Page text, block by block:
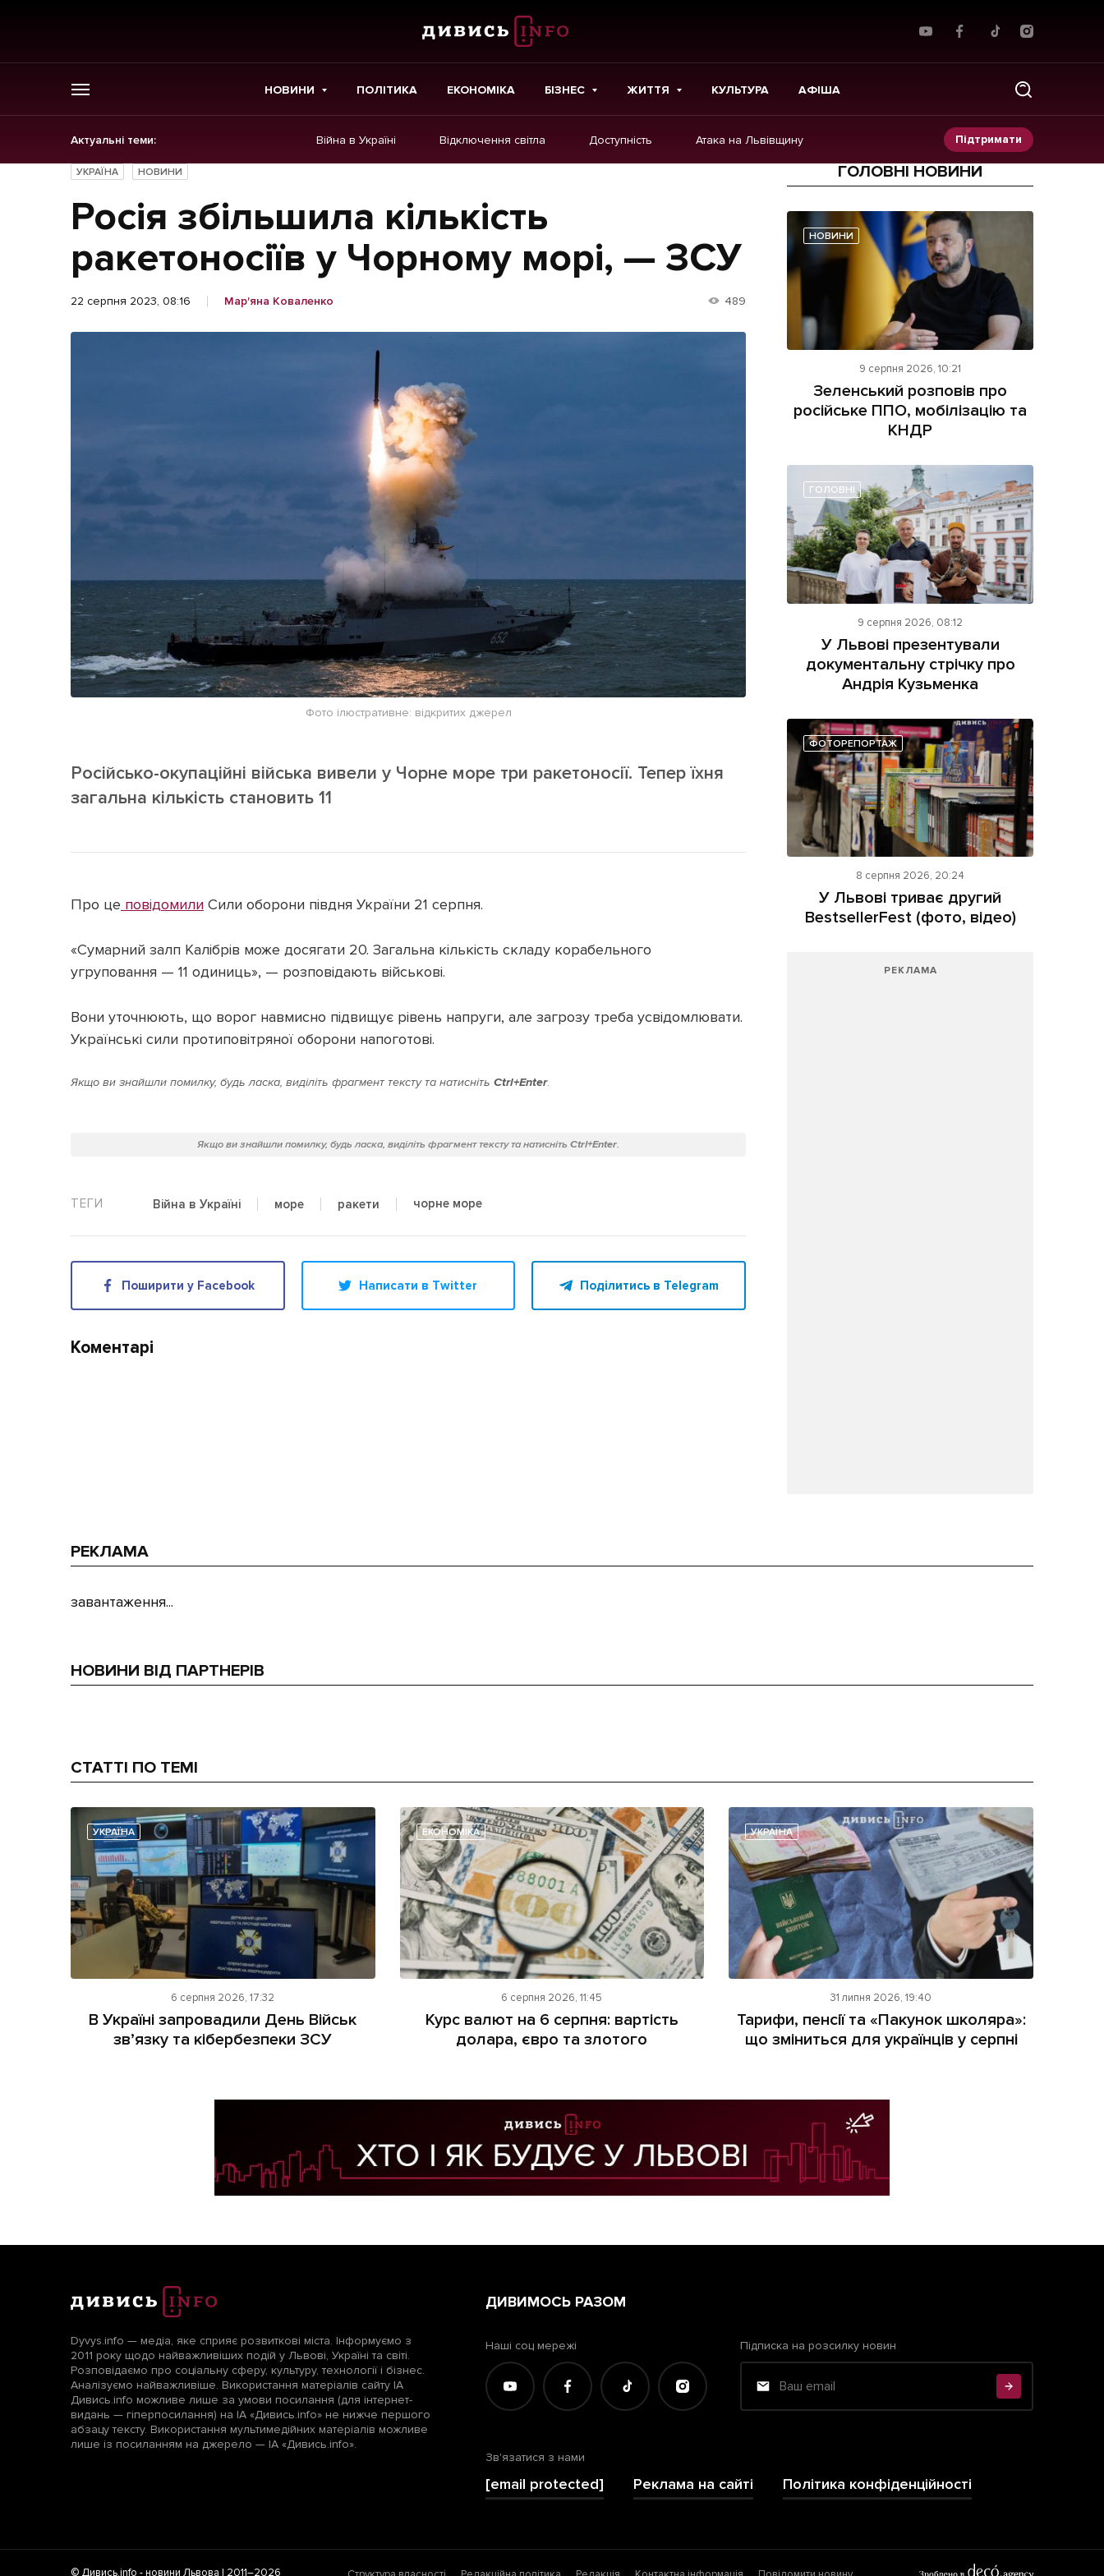
НОВИНИ ПОЛІТИКА ЕКОНОМІКА БІЗНЕС ЖИТТЯ КУЛЬТУРА АФІША
Актуальні теми: Війна в Україні Відключення світла Доступність Атака на Львівщину Підтримати
ГОЛОВНЕ
Новини
Політика
Економіка
Бізнес
Репортаж
Прес-релізи
Фото/Відео
Made in Lviv
Реклама на сайті
УКРАЇНА НОВИНИ
Росія збільшила кількість
ракетоносіїв у Чорному морі, — ЗСУ
22 серпня 2023, 08:16 Мар'яна Коваленко 489
Фото ілюстративне: відкритих джерел
Російсько-окупаційні війська вивели у Чорне море три ракетоносії. Тепер їхня
загальна кількість становить 11
Про це повідомили Сили оборони півдня України 21 серпня.
«Сумарний залп Калібрів може досягати 20. Загальна кількість складу корабельного
угруповання — 11 одиниць», — розповідають військові.
Вони уточнюють, що ворог навмисно підвищує рівень напруги, але загрозу треба усвідомлювати.
Українські сили протиповітряної оборони напоготові.
Якщо ви знайшли помилку, будь ласка, виділіть фрагмент тексту та натисніть Ctrl+Enter.
Якщо ви знайшли помилку, будь ласка, виділіть фрагмент тексту та натисніть Ctrl+Enter.
Війна в Україні море ракети чорне море
Поширити у Facebook Написати в Twitter Поділитись в Telegram
Коментарі
ГОЛОВНІ НОВИНИ
НОВИНИ
9 серпня 2026, 10:21
Зеленський розповів про
російське ППО, мобілізацію та
КНДР
ГОЛОВНІ
9 серпня 2026, 08:12
У Львові презентували
документальну стрічку про
Андрія Кузьменка
ФОТОРЕПОРТАЖ
8 серпня 2026, 20:24
У Львові триває другий
BestsellerFest (фото, відео)
РЕКЛАМА
РЕКЛАМА
завантаження...
НОВИНИ ВІД ПАРТНЕРІВ
СТАТТІ ПО ТЕМІ
УКРАЇНА
6 серпня 2026, 17:32
В Україні запровадили День Військ
зв’язку та кібербезпеки ЗСУ
ЕКОНОМІКА
6 серпня 2026, 11:45
Курс валют на 6 серпня: вартість
долара, євро та злотого
УКРАЇНА
31 липня 2026, 19:40
Тарифи, пенсії та «Пакунок школяра»:
що зміниться для українців у серпні
Dyvys.info — медіа, яке сприяє розвиткові міста. Інформуємо з
2011 року щодо найважливіших подій у Львові, Україні та світі.
Розповідаємо про соціальну сферу, культуру, технології і бізнес.
Аналізуємо найважливіше. Використання матеріалів сайту ІА
Дивись.info можливе лише за умови посилання (для інтернет-
видань — гіперпосилання) на ІА «Дивись.info» не нижче першого
абзацу тексту. Використання мультимедійних матеріалів можливе
лише із посиланням на джерело — ІА «Дивись.info».
ДИВИМОСЬ РАЗОМ
Наші соц мережі Підписка на розсилку новин
Зв'язатися з нами
[email protected] Реклама на сайті Політика конфіденційності
© Дивись.info -новини Львова | 2011–2026